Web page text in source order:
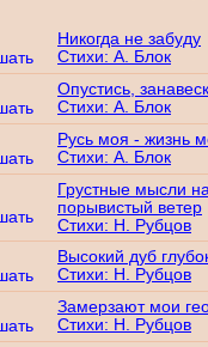
Никогда не забуду
Стихи: А. Блок
Опустись,
Стихи: А. Блок
Русь моя - жизнь
Стихи: А. Блок
Грустные мысли
порывистый ветер
Стихи: Н. Рубцов
Высокий дуб
Стихи: Н. Рубцов
Замерзают мои
Стихи: Н. Рубцов